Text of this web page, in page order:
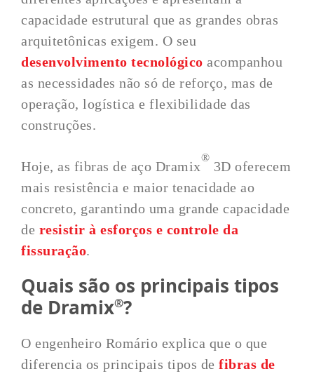
capacidade estrutural que as grandes obras
arquitetônicas exigem. O seu
desenvolvimento tecnológico acompanhou
as necessidades não só de reforço, mas de
operação, logística e flexibilidade das
construções.
Hoje, as fibras de aço Dramix
®
3D oferecem
mais resistência e maior tenacidade ao
concreto, garantindo uma grande capacidade
de resistir à esforços e controle da
fissuração.
Quais são os principais tipos
de Dramix®?
O engenheiro Romário explica que o que
diferencia os principais tipos defibras de